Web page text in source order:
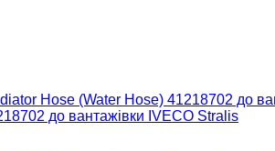
до вантажівки IVECO Stralis